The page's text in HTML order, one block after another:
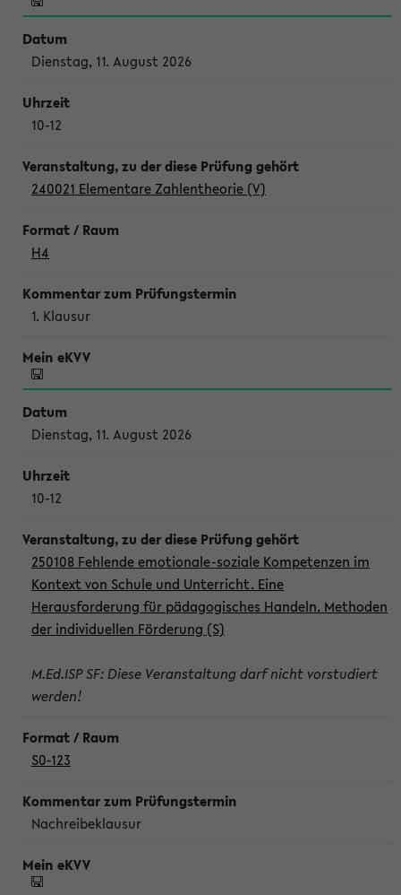
Dienstag, 11. August 2026
10-12
240021 Elementare Zahlentheorie (V)
H4
1. Klausur
Dienstag, 11. August 2026
10-12
250108 Fehlende emotionale-soziale Kompetenzen im
Kontext von Schule und Unterricht. Eine
Herausforderung für pädagogisches Handeln. Methoden
der individuellen Förderung (S)
M.Ed.ISP SF: Diese Veranstaltung darf nicht vorstudiert
werden!
S0-123
Nachreibeklausur